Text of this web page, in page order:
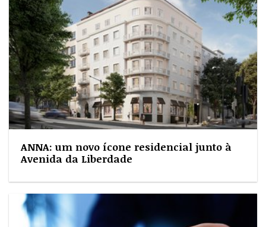
ANNA: um novo ícone residencial junto à
Avenida da Liberdade